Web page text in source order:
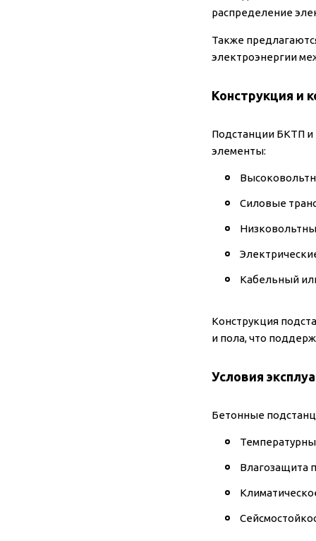
распределение
Также
электроэнергии
Конструкция и
Подстанции БКТП
элементы:
Силовые
Кабельный
Конструкция
и пола, что
Условия
Бетонные
Влагозащита